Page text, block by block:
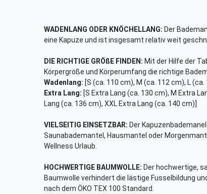
WADENLANG ODER KNÖCHELLANG: Der
eine Kapuze und ist insgesamt relativ weit
DIE RICHTIGE GRÖßE FINDEN: Mit der Hilfe der
Körpergröße und Körperumfang die richtige
Wadenlang: [S (ca. 110 cm), M (ca. 112 cm), L
Extra Lang: [S Extra Lang (ca. 130 cm), M Extra
Lang (ca. 136 cm), XXL Extra Lang (ca. 140 cm)]
VIELSEITIG EINSETZBAR: Der
Saunabademantel, Hausmantel oder
Wellness Urlaub.
HOCHWERTIGE BAUMWOLLE: Der hochwertige,
Baumwolle verhindert die lästige Fusselbildung
nach dem ÖKO TEX 100 Standard.